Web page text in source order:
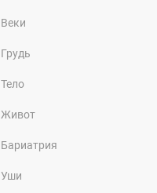
Веки
Грудь
Тело
Живот
Бариатрия
Уши